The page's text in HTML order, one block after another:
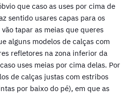
que caso as uses por cima de
sentido usares capas para os
tapar as meias que queres
alguns modelos de calças com
refletores na zona inferior da
uses meias por cima delas. Por
de calças justas com estribos
por baixo do pé), em que as